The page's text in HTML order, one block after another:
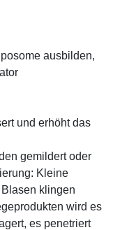
ausbilden,
und erhöht das
gemildert oder
Kleine
klingen
wird es
es penetriert